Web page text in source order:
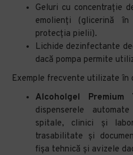
Geluri cu concentrație
emolienți (glicerină
protecția pielii).
Lichide dezinfectante
dacă pompa permite
Exemple frecvente utilizate în
Alcoholgel Premium
dispenserele
spitale, clinici și
trasabilitate și
fișa tehnică și avizele